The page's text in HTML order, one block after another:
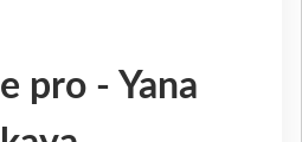
pro - Yana